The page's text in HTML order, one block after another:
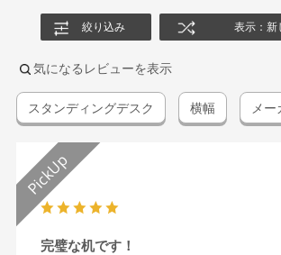
絞り込み 表示：新
気になるレビューを表示
スタンディングデスク 横幅 メー
完璧な机です！